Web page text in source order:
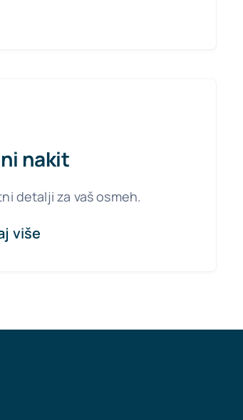
nakit
detalji za vaš osmeh.
više